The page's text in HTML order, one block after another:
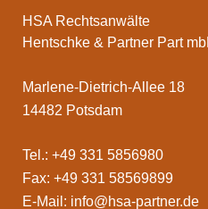
HSA Rechtsanwälte
Hentschke & Partner Part
Marlene-Dietrich-Allee 18
14482 Potsdam
Tel.: +49 331 5856980
Fax: +49 331 58569899
E-Mail: info@hsa-partner.de